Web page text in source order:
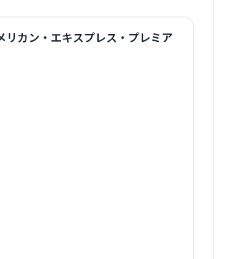
カン・エキスプレス・プレミア